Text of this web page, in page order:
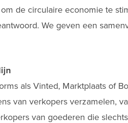
de circulaire economie te
We geven een
als Vinted, Marktplaats of
van verkopers verzamelen,
van goederen die